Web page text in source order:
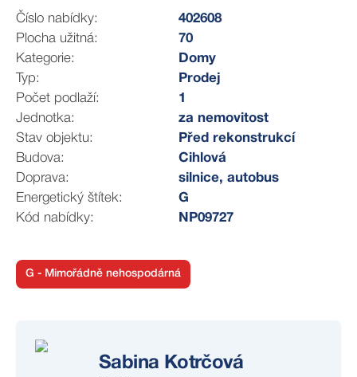
prohlídku! Budu se na Vás velmi těšit.
Číslo nabídky:
402608
Plocha užitná:
70
Kategorie:
Domy
Typ:
Prodej
Počet podlaží:
1
Jednotka:
za nemovitost
Stav objektu:
Před rekonstrukcí
Budova:
Cihlová
Doprava:
silnice, autobus
Energetický štítek:
G
Kód nabídky:
NP09727
G - Mimořádně nehospodárná
Sabina Kotrčová